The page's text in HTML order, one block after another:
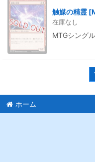
触媒の精霊 [
在庫なし
MTGシング
ホーム